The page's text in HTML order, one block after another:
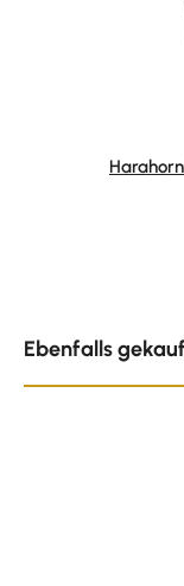
Durchschnittliche
Ebenfalls